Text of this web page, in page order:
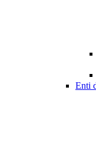
Enti